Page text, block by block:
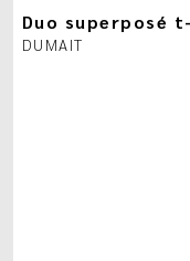
Duo superposé
DUMAIT